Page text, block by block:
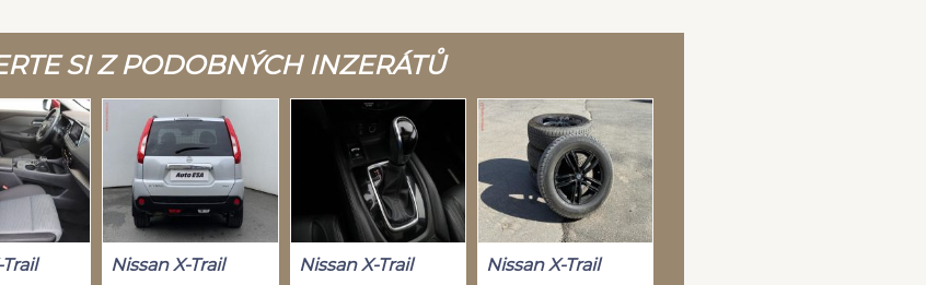
SI Z PODOBNÝCH INZERÁTŮ
Nissan X-Trail Nissan X-Trail Nissan X-Trail